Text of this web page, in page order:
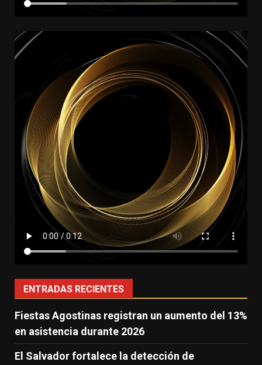
ENTRADAS RECIENTES
Fiestas Agostinas registran un aumento del 13%
en asistencia durante 2026
El Salvador fortalece la detección de